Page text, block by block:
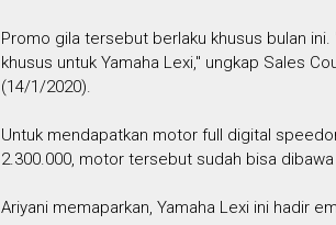
Promo gila tersebut berlaku khusus bulan
khusus untuk Yamaha Lexi," ungkap Sales
(14/1/2020).
Untuk mendapatkan motor full digital
2.300.000, motor tersebut sudah bisa
Ariyani memaparkan, Yamaha Lexi ini hadir